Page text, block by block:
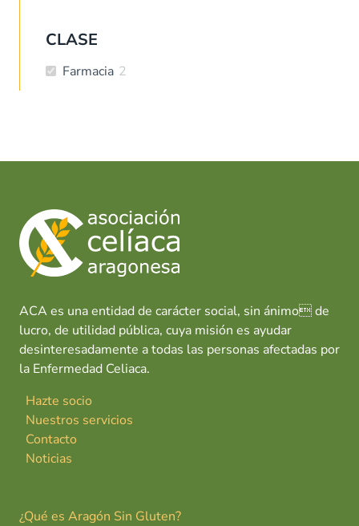
CLASE
Farmacia 2
ACA es una entidad de carácter social, sin ánimo de
lucro, de utilidad pública, cuya misión es ayudar
desinteresadamente a todas las personas afectadas por
la Enfermedad Celiaca.
Hazte socio
Nuestros servicios
Contacto
Noticias
¿Qué es Aragón Sin Gluten?